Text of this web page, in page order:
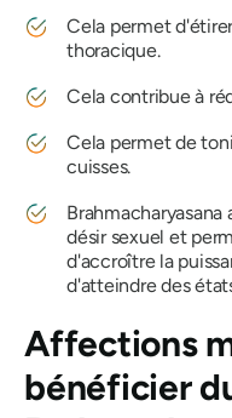
Cela permet
thoracique.
Cela contribue à
Cela permet de
cuisses.
Brahmacharyasana
désir sexuel et
d'accroître la
d'atteindre des
Affections
bénéficier